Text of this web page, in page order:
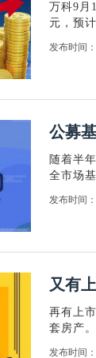
万科9月
元，预
发布时间：
公募
随着半
全市场
发布时间：
又有
再有上
套房产
发布时间：